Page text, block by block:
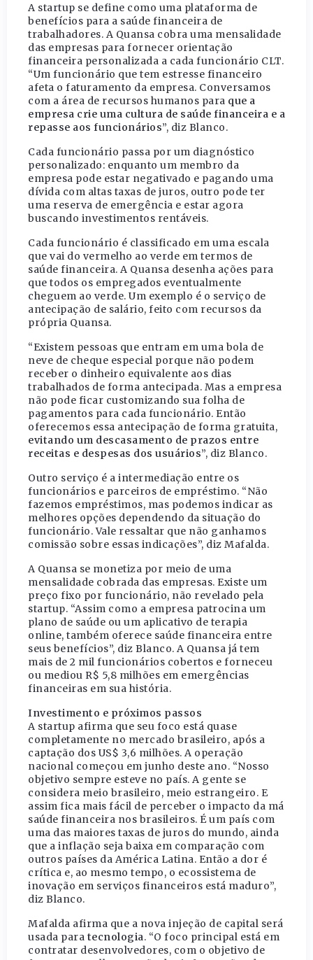
A startup se define como uma plataforma de
benefícios para a saúde financeira de
trabalhadores. A Quansa cobra uma mensalidade
das empresas para fornecer orientação
financeira personalizada a cada funcionário CLT.
“Um funcionário que tem estresse financeiro
afeta o faturamento da empresa. Conversamos
com a área de recursos humanos para que a
empresa crie uma cultura de saúde financeira e a
repasse aos funcionários”, diz Blanco.
Cada funcionário passa por um diagnóstico
personalizado: enquanto um membro da
empresa pode estar negativado e pagando uma
dívida com altas taxas de juros, outro pode ter
uma reserva de emergência e estar agora
buscando investimentos rentáveis.
Cada funcionário é classificado em uma escala
que vai do vermelho ao verde em termos de
saúde financeira. A Quansa desenha ações para
que todos os empregados eventualmente
cheguem ao verde. Um exemplo é o serviço de
antecipação de salário, feito com recursos da
própria Quansa.
“Existem pessoas que entram em uma bola de
neve de cheque especial porque não podem
receber o dinheiro equivalente aos dias
trabalhados de forma antecipada. Mas a empresa
não pode ficar customizando sua folha de
pagamentos para cada funcionário. Então
oferecemos essa antecipação de forma gratuita,
evitando um descasamento de prazos entre
receitas e despesas dos usuários”, diz Blanco.
Outro serviço é a intermediação entre os
funcionários e parceiros de empréstimo. “Não
fazemos empréstimos, mas podemos indicar as
melhores opções dependendo da situação do
funcionário. Vale ressaltar que não ganhamos
comissão sobre essas indicações”, diz Mafalda.
A Quansa se monetiza por meio de uma
mensalidade cobrada das empresas. Existe um
preço fixo por funcionário, não revelado pela
startup. “Assim como a empresa patrocina um
plano de saúde ou um aplicativo de terapia
online, também oferece saúde financeira entre
seus benefícios”, diz Blanco. A Quansa já tem
mais de 2 mil funcionários cobertos e forneceu
ou mediou R$ 5,8 milhões em emergências
financeiras em sua história.
Investimento e próximos passos
A startup afirma que seu foco está quase
completamente no mercado brasileiro, após a
captação dos US$ 3,6 milhões. A operação
nacional começou em junho deste ano. “Nosso
objetivo sempre esteve no país. A gente se
considera meio brasileiro, meio estrangeiro. E
assim fica mais fácil de perceber o impacto da má
saúde financeira nos brasileiros. É um país com
uma das maiores taxas de juros do mundo, ainda
que a inflação seja baixa em comparação com
outros países da América Latina. Então a dor é
crítica e, ao mesmo tempo, o ecossistema de
inovação em serviços financeiros está maduro”,
diz Blanco.
Mafalda afirma que a nova injeção de capital será
usada para tecnologia. “O foco principal está em
contratar desenvolvedores, com o objetivo de